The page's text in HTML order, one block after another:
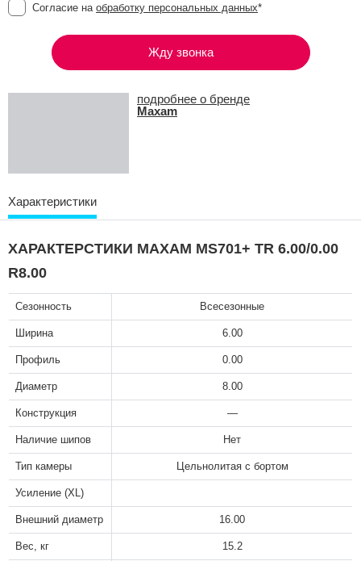
Согласие на обработку персональных данных*
Жду звонка
подробнее о бренде
Maxam
Характеристики
ХАРАКТЕРСТИКИ MAXAM MS701+ TR 6.00/0.00
R8.00
Сезонность Всесезонные
Ширина 6.00
Профиль 0.00
Диаметр 8.00
Конструкция —
Наличие шипов Нет
Тип камеры Цельнолитая с бортом
Усиление (XL)
Внешний диаметр 16.00
Вес, кг 15.2